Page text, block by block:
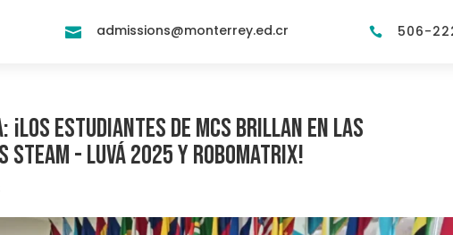
 admissions@monterrey.ed.cr  506-
¡Los estudiantes de MCS brillan en las
- Luvá 2025 y Robomatrix!